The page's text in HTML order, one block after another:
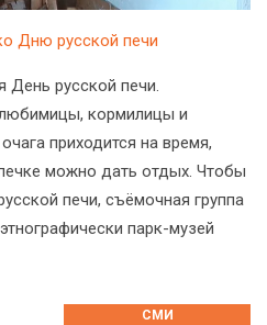
Дню русской печи
День русской печи.
кормилицы и
приходится на время,
можно дать отдых. Чтобы
печи, съёмочная группа
парк-музей
СМИ